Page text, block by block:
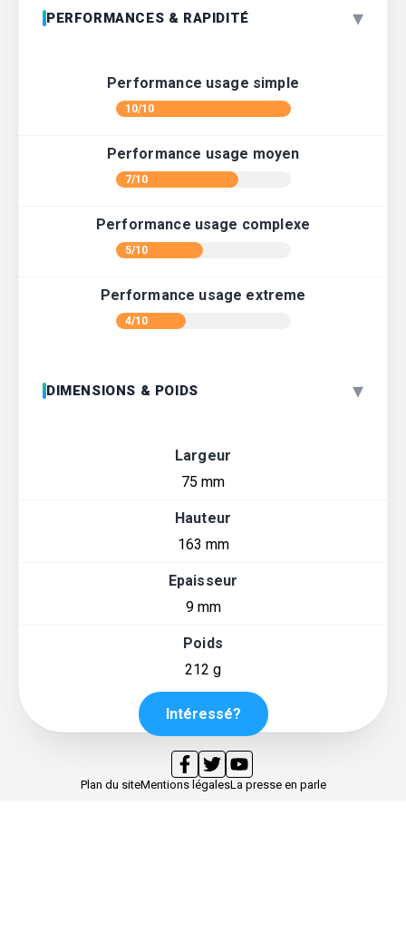
PERFORMANCES & RAPIDITÉ ▾
Performance usage simple
10/10
Performance usage moyen
7/10
Performance usage complexe
5/10
Performance usage extreme
4/10
DIMENSIONS & POIDS ▾
Largeur
75 mm
Hauteur
163 mm
Epaisseur
9 mm
Poids
212 g
Intéressé?
Plan du siteMentions légalesLa presse en parle